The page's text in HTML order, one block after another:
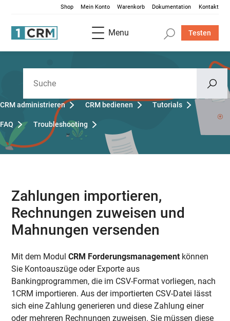
Shop Mein Konto Warenkorb Dokumentation Kontakt
Menu Testen
CRM administrieren CRM bedienen Tutorials
FAQ Troubleshooting
Zahlungen importieren,
Rechnungen zuweisen und
Mahnungen versenden
Mit dem ModulCRM Forderungsmanagement können
Sie Kontoauszüge oder Exporte aus
Bankingprogrammen, die im CSV-Format vorliegen, nach
1CRM importieren. Aus der importierten CSV-Datei lässt
sich eine Zahlung generieren und diese Zahlung einer
oder mehreren Rechnungen zuweisen. Sie müssen diese